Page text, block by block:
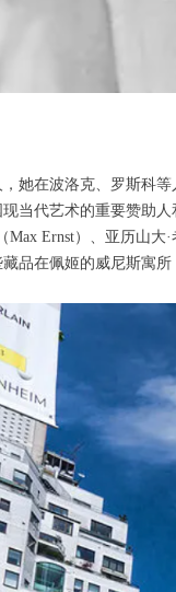
她在波洛克、罗斯科
当代艺术的重要赞助人
Max Ernst）、亚历山大
品在佩姬的威尼斯寓